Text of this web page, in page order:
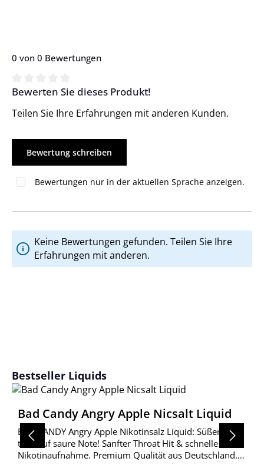
0 von 0 Bewertungen
Durchschnittliche Bewertung von 0 von 5 Sternen
Bewerten Sie dieses Produkt!
Teilen Sie Ihre Erfahrungen mit anderen Kunden.
Bewertung schreiben
Bewertungen nur in der aktuellen Sprache anzeigen.
Keine Bewertungen gefunden. Teilen Sie Ihre
Erfahrungen mit anderen.
Produktgalerie überspringen
Bestseller Liquids
Bad Candy Angry Apple Nicsalt Liquid
BAD CANDY Angry Apple Nikotinsalz Liquid: Süßer Apfel
trifft auf saure Note! Sanfter Throat Hit & schnelle
Nikotinaufnahme. Premium Qualität aus Deutschland.